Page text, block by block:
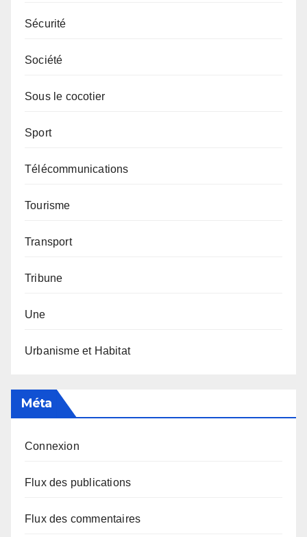
Sécurité
Société
Sous le cocotier
Sport
Télécommunications
Tourisme
Transport
Tribune
Une
Urbanisme et Habitat
Méta
Connexion
Flux des publications
Flux des commentaires